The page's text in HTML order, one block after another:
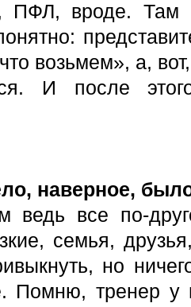
вроде. Там
возьмем», а,
И после
наверное,
ведь все по-
семья,
но
Помню, тренер